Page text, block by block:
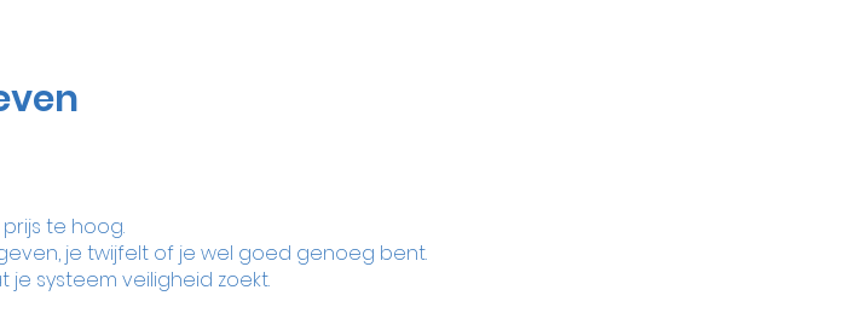
te hoog.
je twijfelt of je wel goed genoeg bent.
systeem veiligheid zoekt.